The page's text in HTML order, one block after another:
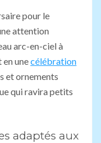
pour le
attention
arc-en-ciel à
unecélébration
et ornements
qui ravira petits
adaptés aux